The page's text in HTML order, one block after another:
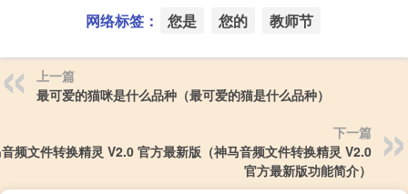
网络标签： 您是 您的 教师节
上一篇
最可爱的猫咪是什么品种（最可爱的猫是什么品种）
下一篇
频文件转换精灵 V2.0 官方最新版（神马音频文件转换精灵 V2.0
官方最新版功能简介）